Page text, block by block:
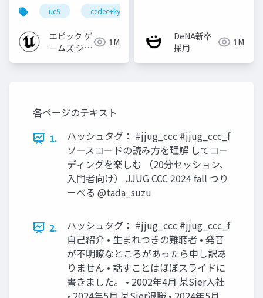
ョンの新機能について
【CEDEC+KYUSHU
2022】
ue5 cedec+kyushu
エピック ゲ
ームズ ジャ
1M
DeNA新卒
採用
1M
各ページのテキスト
1.
ハッシュタグ： #jjug_ccc #jjug_ccc_f
ソースコードの読み方を理解 してコー
ディングを楽しむ （20分セッション、
入門者向け） JJUG CCC 2024 fall つり
ーべる @tada_suzu
2.
ハッシュタグ： #jjug_ccc #jjug_ccc_f
自己紹介 • 生まれつきの難聴者 • 発音
が不明瞭なところがあったら申し訳あ
りません • 話すことはほぼスライドに
書きました。 • 2002年4月 某Sier入社